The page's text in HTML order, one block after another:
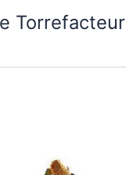
Torrefacteur